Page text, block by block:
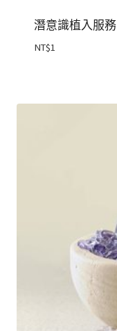
潛意識植入服務
NT$1